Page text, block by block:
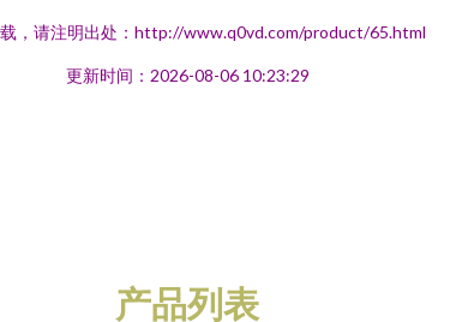
，请注明出处：http://www.q0vd.com/product/65.html
更新时间：2026-08-06 10:23:29
产品列表